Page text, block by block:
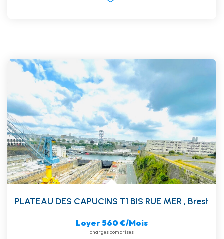
PLATEAU DES CAPUCINS T1 BIS RUE MER , Brest
Loyer 560 €/mois
charges comprises